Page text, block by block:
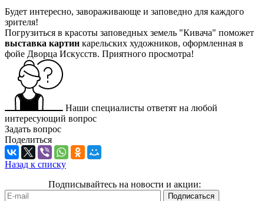
Будет интересно, завораживающе и заповедно для каждого
зрителя!
Погрузиться в красоты заповедных земель "Кивача" поможет
выставка картин карельских художников, оформленная в
фойе Дворца Искусств. Приятного просмотра!
Наши специалисты ответят на любой
интересующий вопрос
Задать вопрос
Поделиться
Назад к списку
Подписывайтесь на новости и акции: